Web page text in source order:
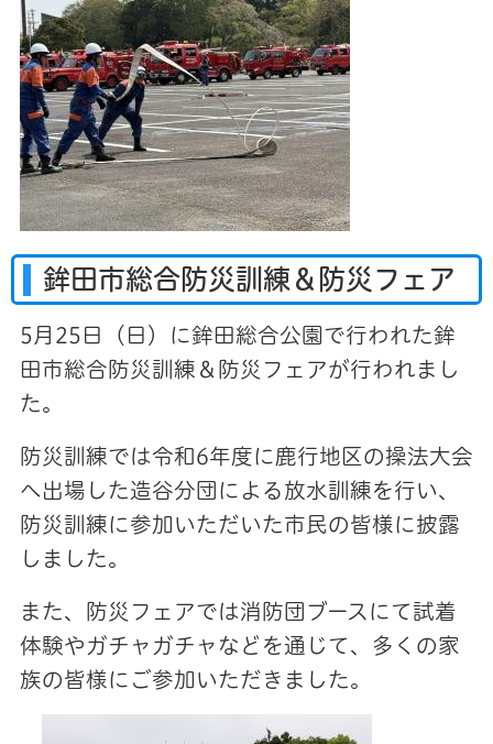
鉾田市総合防災訓練＆防災フェア
5月25日（日）に鉾田総合公園で行われた鉾
田市総合防災訓練＆防災フェアが行われまし
た。
防災訓練では令和6年度に鹿行地区の操法大会
へ出場した造谷分団による放水訓練を行い、
防災訓練に参加いただいた市民の皆様に披露
しました。
また、防災フェアでは消防団ブースにて試着
体験やガチャガチャなどを通じて、多くの家
族の皆様にご参加いただきました。